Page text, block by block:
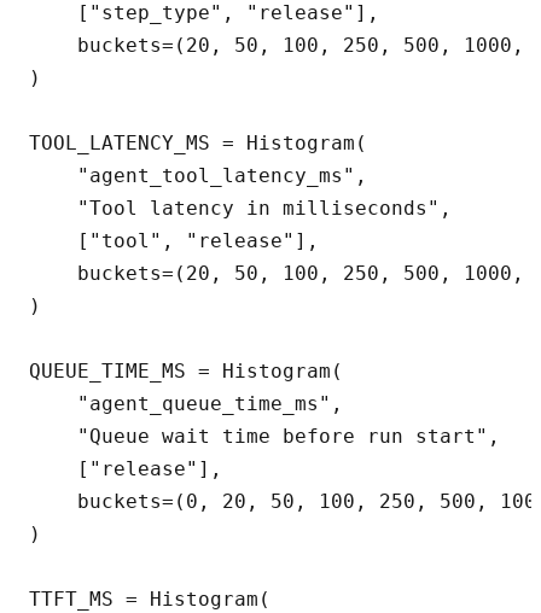
    ["step_type", "release"],
buckets=(20, 50, 100, 250, 500, 1000,
)
TOOL_LATENCY_MS = Histogram(
    "agent_tool_latency_ms",
    "Tool latency in milliseconds",
    ["tool", "release"],
buckets=(20, 50, 100, 250, 500, 1000,
)
QUEUE_TIME_MS = Histogram(
    "agent_queue_time_ms",
    "Queue wait time before run start",
    ["release"],
buckets=(0, 20, 50, 100, 250, 500,
)
TTFT_MS = Histogram(